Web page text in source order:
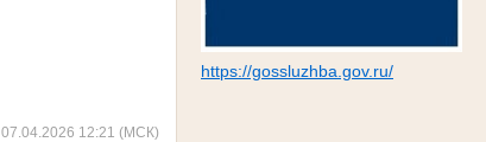
https://gossluzhba.gov.ru/
12:21 (МСК)